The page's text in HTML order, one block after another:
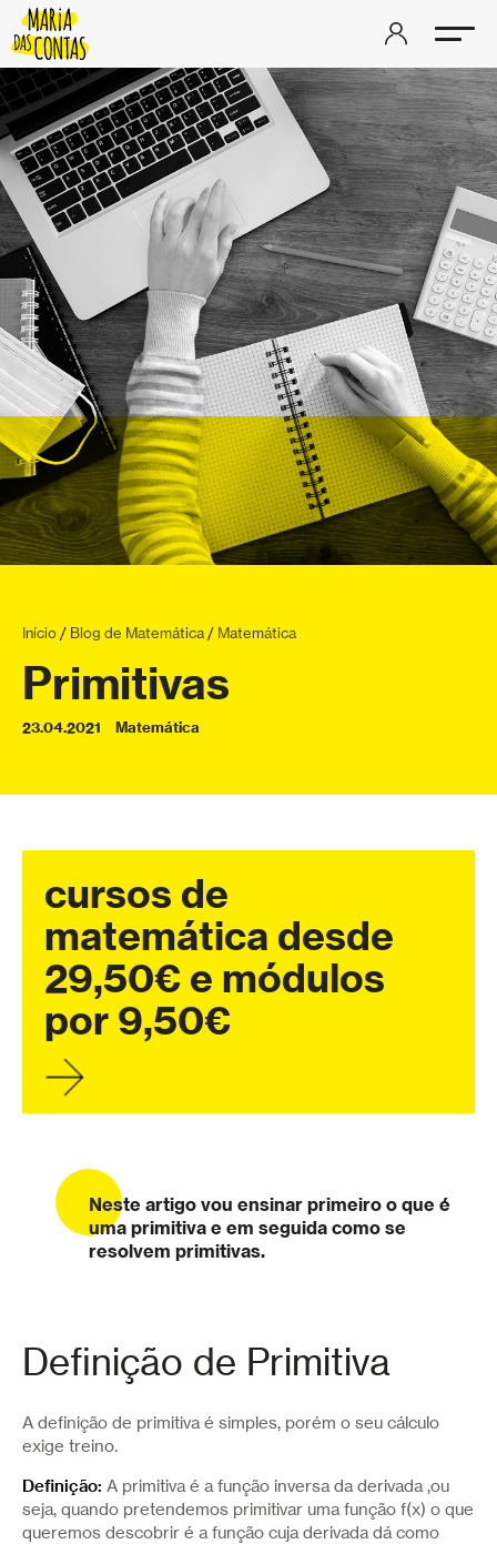
Início / Blog de Matemática / Matemática
Primitivas
23.04.2021 Matemática
cursos de
matemática desde
29,50€ e módulos
por 9,50€
Neste artigo vou ensinar primeiro o que é
uma primitiva e em seguida como se
resolvem primitivas.
Definição de Primitiva
A definição de primitiva é simples, porém o seu cálculo
exige treino.
Definição: A primitiva é a função inversa da derivada ,ou
seja, quando pretendemos primitivar uma função f(x) o que
queremos descobrir é a função cuja derivada dá como